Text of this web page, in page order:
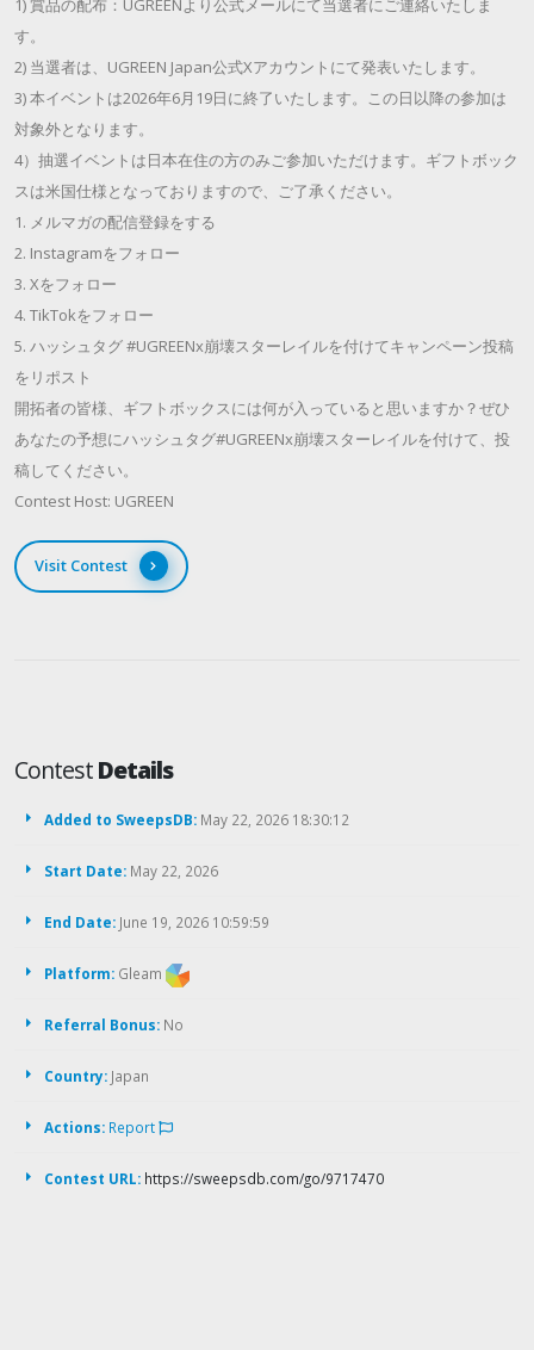
す。
2) 当選者は、UGREEN Japan公式Xアカウントにて発表いたします。
3) 本イベントは2026年6月19日に終了いたします。この日以降の参加は
対象外となります。
4）抽選イベントは日本在住の方のみご参加いただけます。ギフトボック
スは米国仕様となっておりますので、ご了承ください。
1. メルマガの配信登録をする
2. Instagramをフォロー
3. Xをフォロー
4. TikTokをフォロー
5. ハッシュタグ #UGREENx崩壊スターレイルを付けてキャンペーン投稿
をリポスト
開拓者の皆様、ギフトボックスには何が入っていると思いますか？ぜひ
あなたの予想にハッシュタグ#UGREENx崩壊スターレイルを付けて、投
稿してください。
Contest Host: UGREEN
Visit Contest
ContestDetails
Added to SweepsDB: May 22, 2026 18:30:12
Start Date: May 22, 2026
End Date: June 19, 2026 10:59:59
Platform: Gleam
Referral Bonus: No
Country: Japan
Actions: Report
Contest URL: https://sweepsdb.com/go/9717470